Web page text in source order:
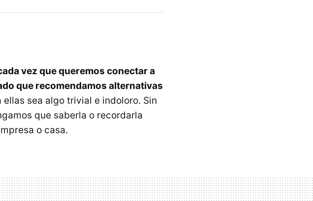
vez que queremos conectar a
que recomendamos alternativas
sea algo trivial e indoloro. Sin
que saberla o recordarla
o casa.